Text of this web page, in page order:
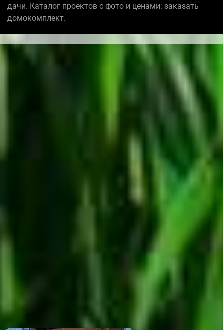
дачи. Каталог проектов с фото и ценами: заказать
домокомплект.